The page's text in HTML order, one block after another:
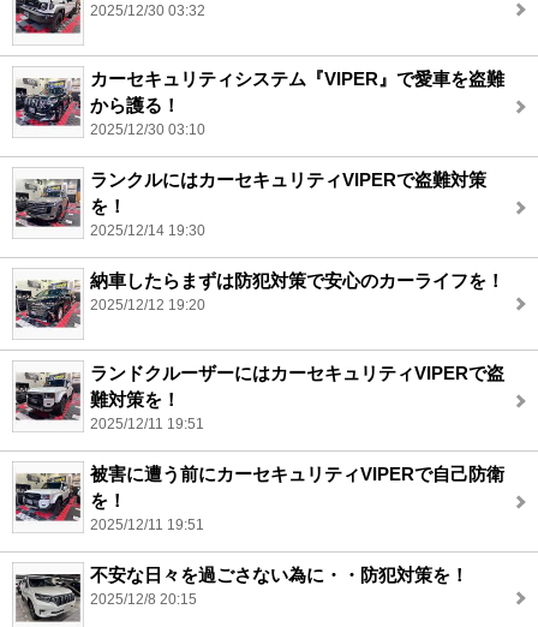
2025/12/30 03:32
カーセキュリティシステム『VIPER』で愛車を盗難
から護る！
2025/12/30 03:10
ランクルにはカーセキュリティVIPERで盗難対策
を！
2025/12/14 19:30
納車したらまずは防犯対策で安心のカーライフを！
2025/12/12 19:20
ランドクルーザーにはカーセキュリティVIPERで盗
難対策を！
2025/12/11 19:51
被害に遭う前にカーセキュリティVIPERで自己防衛
を！
2025/12/11 19:51
不安な日々を過ごさない為に・・防犯対策を！
2025/12/8 20:15